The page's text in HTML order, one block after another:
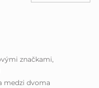
značkami,
medzi dvoma